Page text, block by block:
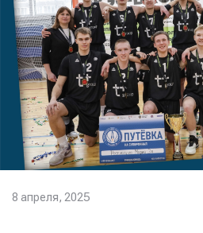
8 апреля, 2025